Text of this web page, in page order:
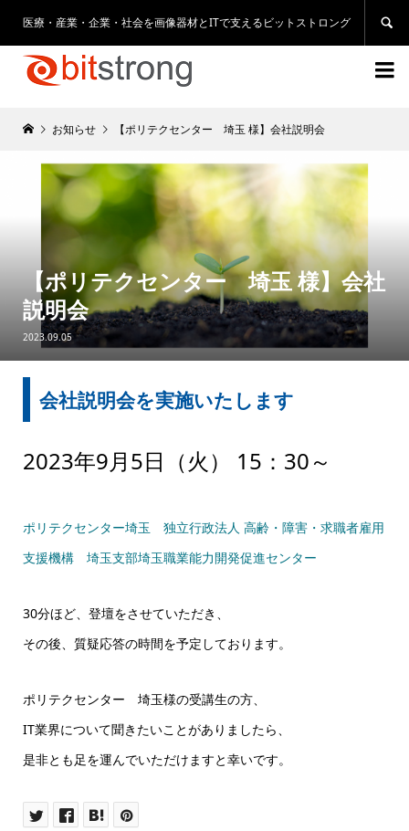
医療・産業・企業・社会を画像器材とITで支えるビットストロング 

お知らせ 【ポリテクセンター 埼玉 様】会社説明会
【ポリテクセンター 埼玉 様】会社
説明会
2023.09.05
会社説明会を実施いたします
2023年9月5日（火） 15：30～
ポリテクセンター埼玉 独立行政法人 高齢・障害・求職者雇用
支援機構 埼玉支部埼玉職業能力開発促進センター
30分ほど、登壇をさせていただき、
その後、質疑応答の時間を予定しております。
ポリテクセンター 埼玉様の受講生の方、
IT業界について聞きたいことがありましたら、
是非とも足を運んでいただけますと幸いです。